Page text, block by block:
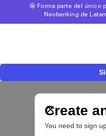
🤩 Forma parte del único
Neobanking de
Create
You need to sign
IA para automatizar
las PYMEs
BFM 👔